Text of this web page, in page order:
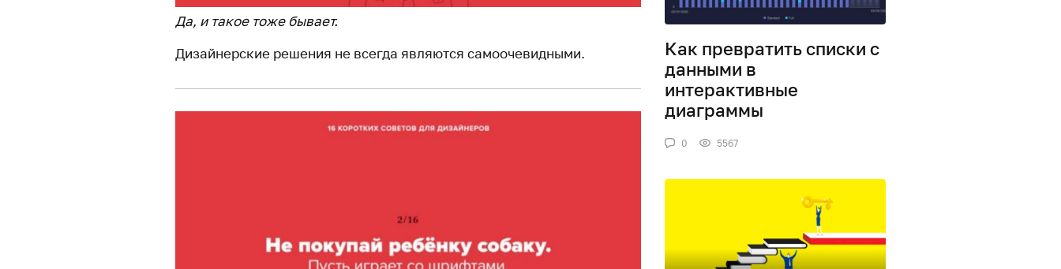
Да, и такое тоже бывает.
Дизайнерские решения не всегда являются самоочевидными.
Как превратить списки с
данными в
интерактивные
диаграммы
0 5567